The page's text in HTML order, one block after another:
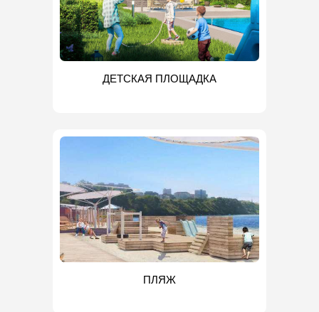
ДЕТСКАЯ ПЛОЩАДКА
ПЛЯЖ